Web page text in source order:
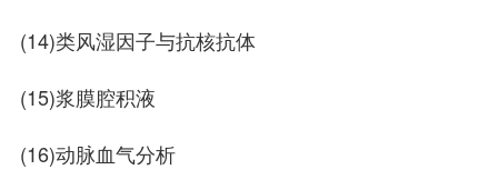
(14)类风湿因子与抗核抗体
(15)浆膜腔积液
(16)动脉血气分析